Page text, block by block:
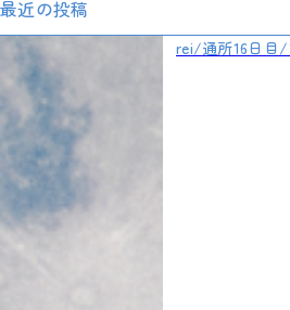
最近の投稿
rei/通所16日目/